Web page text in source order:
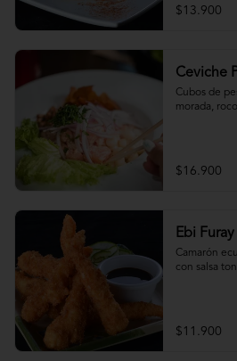
$13.900
Ceviche
Cubos de
morada,
$16.900
Ebi Furay
Camarón
con salsa
$11.900